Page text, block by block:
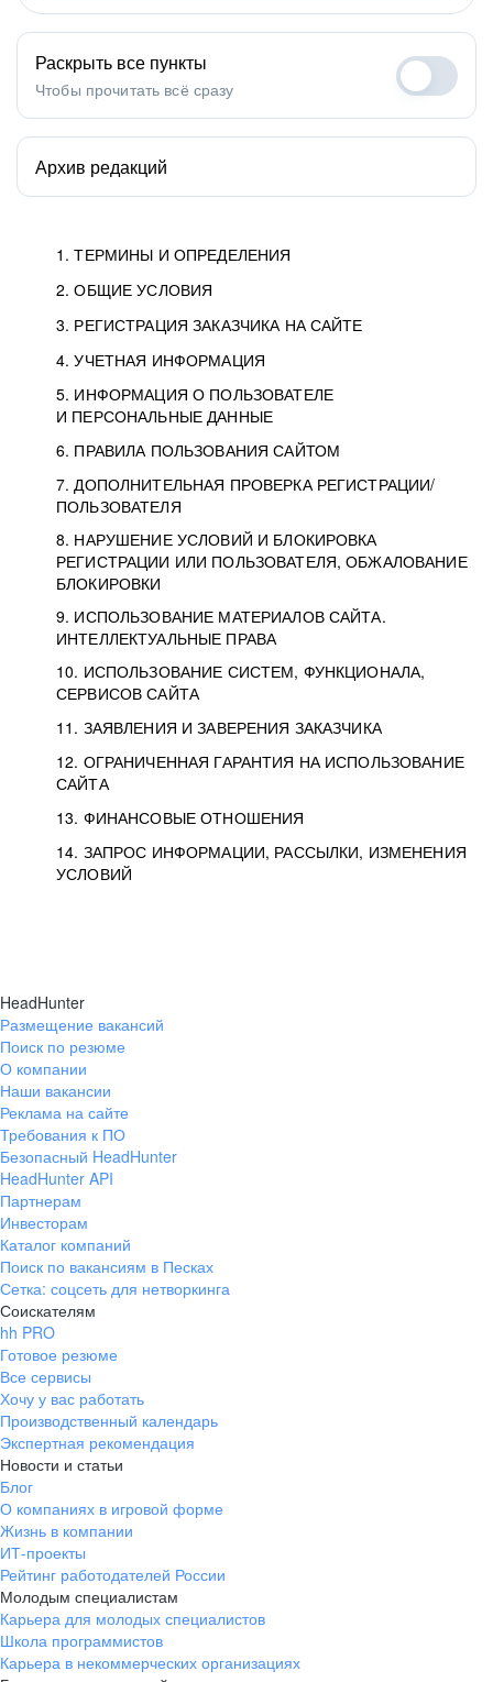
1. ТЕРМИНЫ И ОПРЕДЕЛЕНИЯ
2. ОБЩИЕ УСЛОВИЯ
3. РЕГИСТРАЦИЯ ЗАКАЗЧИКА НА САЙТЕ
4. УЧЕТНАЯ ИНФОРМАЦИЯ
5. ИНФОРМАЦИЯ О ПОЛЬЗОВАТЕЛЕ
И ПЕРСОНАЛЬНЫЕ ДАННЫЕ
6. ПРАВИЛА ПОЛЬЗОВАНИЯ САЙТОМ
7. ДОПОЛНИТЕЛЬНАЯ ПРОВЕРКА РЕГИСТРАЦИИ/
ПОЛЬЗОВАТЕЛЯ
8. НАРУШЕНИЕ УСЛОВИЙ И БЛОКИРОВКА
РЕГИСТРАЦИИ ИЛИ ПОЛЬЗОВАТЕЛЯ, ОБЖАЛОВАНИЕ
БЛОКИРОВКИ
9. ИСПОЛЬЗОВАНИЕ МАТЕРИАЛОВ САЙТА.
ИНТЕЛЛЕКТУАЛЬНЫЕ ПРАВА
10. ИСПОЛЬЗОВАНИЕ СИСТЕМ, ФУНКЦИОНАЛА,
СЕРВИСОВ САЙТА
11. ЗАЯВЛЕНИЯ И ЗАВЕРЕНИЯ ЗАКАЗЧИКА
12. ОГРАНИЧЕННАЯ ГАРАНТИЯ НА ИСПОЛЬЗОВАНИЕ
САЙТА
13. ФИНАНСОВЫЕ ОТНОШЕНИЯ
14. ЗАПРОС ИНФОРМАЦИИ, РАССЫЛКИ, ИЗМЕНЕНИЯ
УСЛОВИЙ
Раскрыть все пункты
Чтобы прочитать всё сразу
Архив редакций
HeadHunter
Размещение вакансий
Поиск по резюме
О компании
Наши вакансии
Реклама на сайте
Требования к ПО
Безопасный HeadHunter
HeadHunter API
Партнерам
Инвесторам
Каталог компаний
Поиск по вакансиям в Песках
Сетка: соцсеть для нетворкинга
Соискателям
hh PRO
Готовое резюме
Все сервисы
Хочу у вас работать
Производственный календарь
Экспертная рекомендация
Новости и статьи
Блог
О компаниях в игровой форме
Жизнь в компании
ИТ-проекты
Рейтинг работодателей России
Молодым специалистам
Карьера для молодых специалистов
Школа программистов
Карьера в некоммерческих организациях